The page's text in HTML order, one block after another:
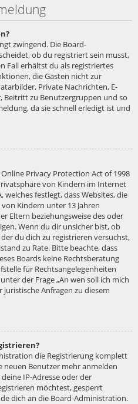
zwingend. Die Board-
ob du registriert sein musst,
Fall erhältst du als registriertes
die Gästen nicht zur
Private Nachrichten, E-
Beitritt zu Benutzergruppen und so
da sie schnell erledigt ist und
Online Privacy Protection Act of 1998
von Kindern im Internet
welches festlegt, dass Websites, die
Kindern unter 13 Jahren
Eltern beziehungsweise des oder
Wenn du dir unsicher bist, ob
du dich zu registrieren versuchst,
zu Rate. Bitte beachte, dass
Boards keine Rechtsberatung
für Rechtsangelegenheiten
der Frage „An wen soll ich mich
juristische Anfragen zu diesem
die Registrierung komplett
neuen Benutzer mehr anmelden
IP-Adresse oder der
möchtest, gesperrt
dich an die Board-Administration.